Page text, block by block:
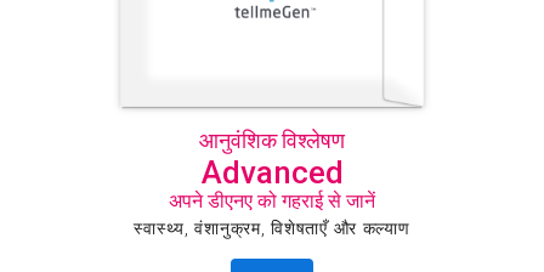
आनुवंशिक विश्लेषण
Advanced
अपने डीएनए को गहराई से जानें
स्वास्थ्य, वंशानुक्रम, विशेषताएँ और कल्याण